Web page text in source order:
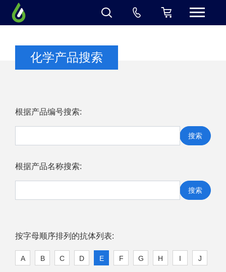
化学产品搜索
根据产品编号搜索:
搜索
根据产品名称搜索:
搜索
按字母顺序排列的抗体列表:
A B C D E F G H I J